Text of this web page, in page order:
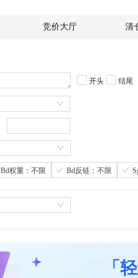
竞价大厅 清
开头 结尾
Bd权重：不限 Bd反链：不限
「